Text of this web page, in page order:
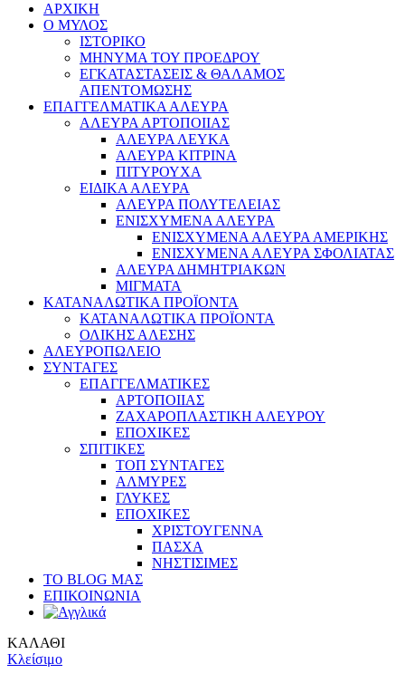
ΑΡΧΙΚΗ
Ο ΜΥΛΟΣ
ΙΣΤΟΡΙΚΟ
ΜΗΝΥΜΑ ΤΟΥ ΠΡΟΕΔΡΟΥ
ΕΓΚΑΤΑΣΤΑΣΕΙΣ & ΘΑΛΑΜΟΣ
ΑΠΕΝΤΟΜΩΣΗΣ
ΕΠΑΓΓΕΛΜΑΤΙΚΑ ΑΛΕΥΡΑ
ΑΛΕΥΡΑ ΑΡΤΟΠΟΙΙΑΣ
ΑΛΕΥΡΑ ΛΕΥΚΑ
ΑΛΕΥΡΑ ΚΙΤΡΙΝΑ
ΠΙΤΥΡΟΥΧΑ
ΕΙΔΙΚΑ ΑΛΕΥΡΑ
ΑΛΕΥΡΑ ΠΟΛΥΤΕΛΕΙΑΣ
ΕΝΙΣΧΥΜΕΝΑ ΑΛΕΥΡΑ
ΕΝΙΣΧΥΜΕΝΑ ΑΛΕΥΡΑ ΑΜΕΡΙΚΗΣ
ΕΝΙΣΧΥΜΕΝΑ ΑΛΕΥΡΑ ΣΦΟΛΙΑΤΑΣ
ΑΛΕΥΡΑ ΔΗΜΗΤΡΙΑΚΩΝ
ΜΙΓΜΑΤΑ
ΚΑΤΑΝΑΛΩΤΙΚΑ ΠΡΟΪΟΝΤΑ
ΚΑΤΑΝΑΛΩΤΙΚΑ ΠΡΟΪΟΝΤΑ
ΟΛΙΚΗΣ ΑΛΕΣΗΣ
ΑΛΕΥΡΟΠΩΛΕΙΟ
ΣΥΝΤΑΓΕΣ
ΕΠΑΓΓΕΛΜΑΤΙΚΕΣ
ΑΡΤΟΠΟΙΙΑΣ
ΖΑΧΑΡΟΠΛΑΣΤΙΚΗ ΑΛΕΥΡΟΥ
ΕΠΟΧΙΚΕΣ
ΣΠΙΤΙΚΕΣ
ΤΟΠ ΣΥΝΤΑΓΕΣ
ΑΛΜΥΡΕΣ
ΓΛΥΚΕΣ
ΕΠΟΧΙΚΕΣ
ΧΡΙΣΤΟΥΓΕΝΝΑ
ΠΑΣΧΑ
ΝΗΣΤΙΣΙΜΕΣ
ΤΟ BLOG ΜΑΣ
ΕΠΙΚΟΙΝΩΝΙΑ
ΚΑΛΑΘΙ
Κλείσιμο